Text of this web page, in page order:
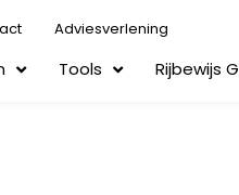
Adviesverlening
Tools Rijbewijs G